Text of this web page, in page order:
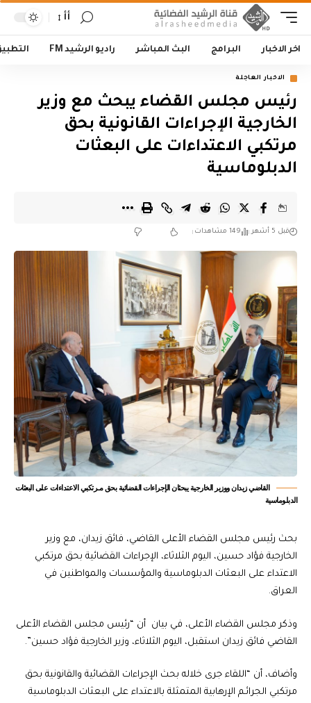
أأ
اخر الاخبار البرامج البث المباشر راديو الرشيد FM
الاخبار العاجلة
رئيس مجلس القضاء يبحث مع وزير
الخارجية الإجراءات القانونية بحق
مرتكبي الاعتداءات على البعثات
الدبلوماسية
قبل 5 أشهر 149 مشاهدات
القاضي زيدان ووزير الخارجية يبحثان الإجراءات القضائية بحق مـرتكبي الاعتداءات على البعثات
الدبلوماسية
بحث رئيس مجلس القضاء الأعلى القاضي، فائق زيدان، مع وزير
الخارجية فؤاد حسين، اليوم الثلاثاء، الإجراءات القضائية بحق مرتكبي
الاعتداء على البعثات الدبلوماسية والمؤسسات والمواطنين في
العراق.
وذكر مجلس القضاء الأعلى، في بيان أن “رئيس مجلس القضاء الأعلى
القاضي فائق زيدان استقبل، اليوم الثلاثاء، وزير الخارجية فؤاد حسين”.
وأضاف، أن “اللقاء جرى خلاله بحث الإجراءات القضائية والقانونية بحق
مرتكبي الجرائـم الإرهابية المتمثلة بالاعتداء على البعثات الدبلوماسية